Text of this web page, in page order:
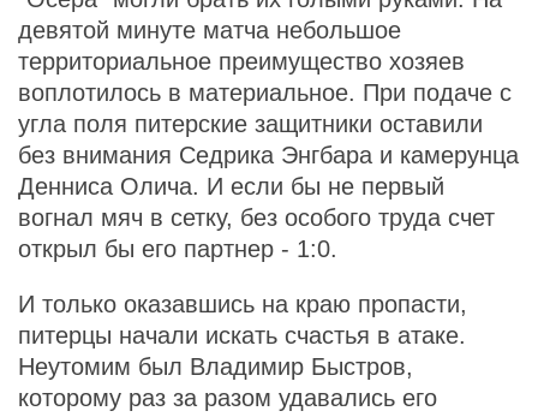
девятой минуте матча небольшое
территориальное преимущество хозяев
воплотилось в материальное. При подаче с
угла поля питерские защитники оставили
без внимания Седрика Энгбара и камерунца
Денниса Олича. И если бы не первый
вогнал мяч в сетку, без особого труда счет
открыл бы его партнер - 1:0.
И только оказавшись на краю пропасти,
питерцы начали искать счастья в атаке.
Неутомим был Владимир Быстров,
которому раз за разом удавались его